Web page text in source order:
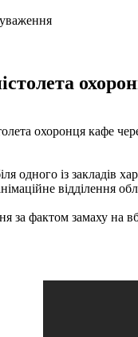
охоронця кафе
одного із закладів
відділення
за фактом замаху на